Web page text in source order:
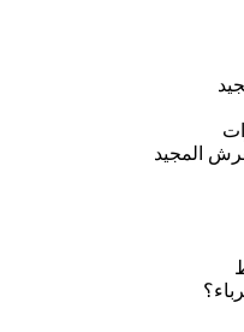
المجيد